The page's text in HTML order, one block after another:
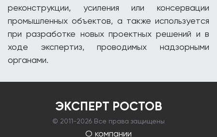
реконструкции, усиления или консервации
промышленных объектов, а также используется
при разработке новых проектных решений и в
ходе экспертиз, проводимых надзорными
органами.
ЭКСПЕРТ РОСТОВ
© 2011-2026 Все права защищены
О компании